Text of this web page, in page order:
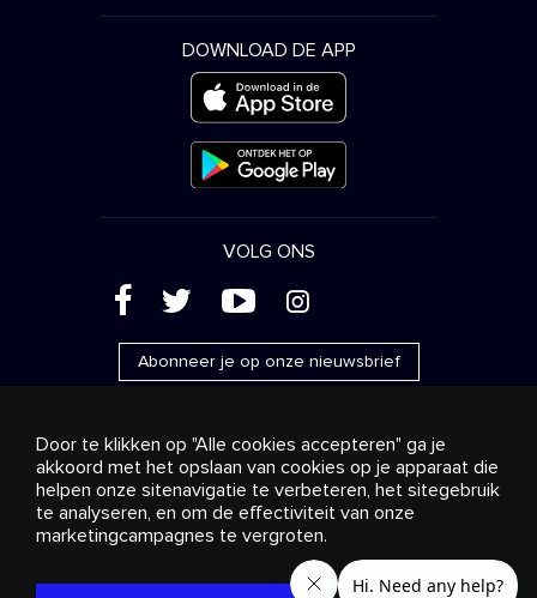
DOWNLOAD DE APP
VOLG ONS
( ' + &
Abonneer je op onze nieuwsbrief
Reclame
Streaming en distributie
Consumentenproducten
Bedrijfsoplossingen
Over ons
Cookies settings
© 2018-2025 Stingray Group Inc. Alle rechten voorbehouden.
Door te klikken op "Alle cookies accepteren" ga je
akkoord met het opslaan van cookies op je apparaat die
helpen onze sitenavigatie te verbeteren, het sitegebruik
te analyseren, en om de effectiviteit van onze
marketingcampagnes te vergroten.